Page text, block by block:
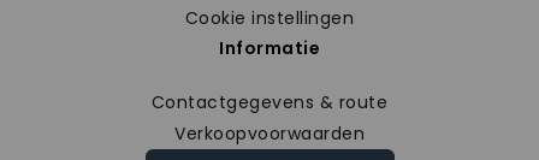
Cookie instellingen
Informatie
Contactgegevens & route
Verkoopvoorwaarden